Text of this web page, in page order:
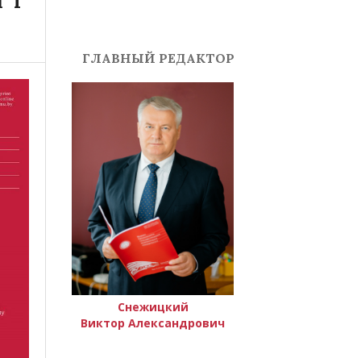
ГЛАВНЫЙ РЕДАКТОР
Снежицкий
Виктор Александрович